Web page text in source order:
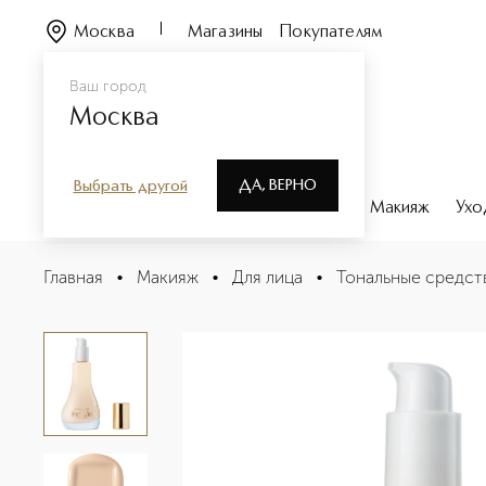
Ваш город
Москва
Выбрать другой ДА, ВЕРНО
Москва Магазины Покупателям
Парфюмерия Макияж
Surrealist Увлажняющий тональный крем с
Описание
Главная • Макияж • Для лица • Тональные